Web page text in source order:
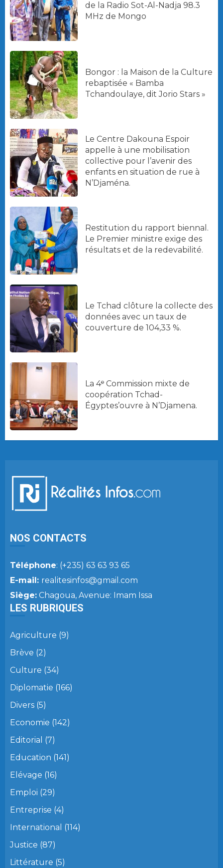
de la Radio Sot-Al-Nadja 98.3
MHz de Mongo
Bongor : la Maison de la Culture
rebaptisée « Bamba
Tchandoulaye, dit Jorio Stars »
Le Centre Dakouna Espoir
appelle à une mobilisation
collective pour l’avenir des
enfants en situation de rue à
N’Djaména.
Restitution du rapport biennal.
Le Premier ministre exige des
résultats et de la redevabilité.
Le Tchad clôture la collecte des
données avec un taux de
couverture de 104,33 %.
La 4ᵉ Commission mixte de
coopération Tchad-
Égyptes’ouvre à N’Djamena.
NOS CONTACTS
Téléphone: (+235) 63 63 93 65
E-mail: realitesinfos@gmail.com
Siège: Chagoua, Avenue: Imam Issa
LES RUBRIQUES
Agriculture (9)
Brève (2)
Culture (34)
Diplomatie (166)
Divers (5)
Economie (142)
Editorial (7)
Education (141)
Elévage (16)
Emploi (29)
Entreprise (4)
International (114)
Justice (87)
Littérature (5)